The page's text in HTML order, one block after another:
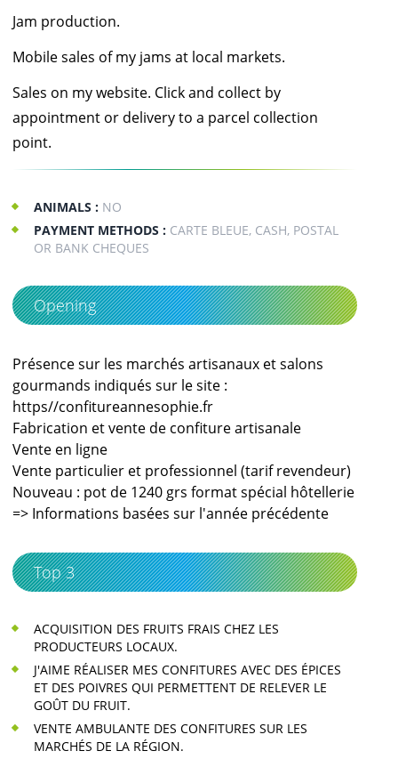
Jam production.
Mobile sales of my jams at local markets.
Sales on my website. Click and collect by
appointment or delivery to a parcel collection
point.
ANIMALS : NO
PAYMENT METHODS : CARTE BLEUE, CASH, POSTAL
OR BANK CHEQUES
Opening
Présence sur les marchés artisanaux et salons
gourmands indiqués sur le site :
https//confitureannesophie.fr
Fabrication et vente de confiture artisanale
Vente en ligne
Vente particulier et professionnel (tarif revendeur)
Nouveau : pot de 1240 grs format spécial hôtellerie
=> Informations basées sur l'année précédente
Top 3
ACQUISITION DES FRUITS FRAIS CHEZ LES
PRODUCTEURS LOCAUX.
J'AIME RÉALISER MES CONFITURES AVEC DES ÉPICES
ET DES POIVRES QUI PERMETTENT DE RELEVER LE
GOÛT DU FRUIT.
VENTE AMBULANTE DES CONFITURES SUR LES
MARCHÉS DE LA RÉGION.